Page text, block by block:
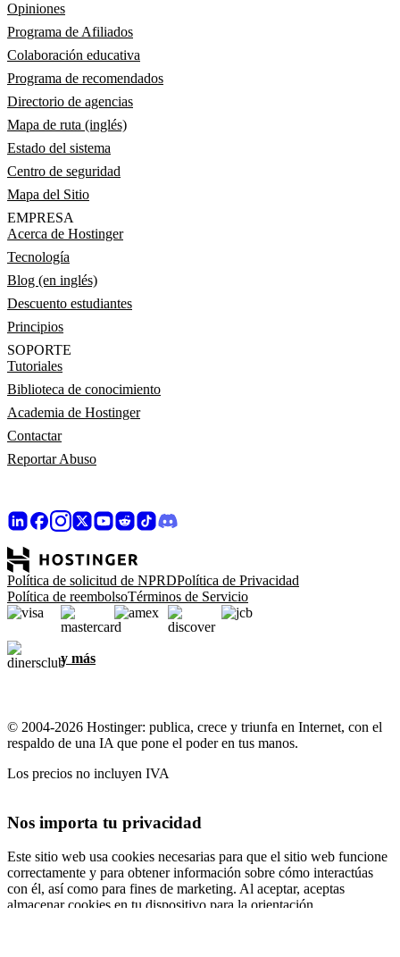
Opiniones
Programa de Afiliados
Colaboración educativa
Programa de recomendados
Directorio de agencias
Mapa de ruta (inglés)
Estado del sistema
Centro de seguridad
Mapa del Sitio
EMPRESA
Acerca de Hostinger
Tecnología
Blog (en inglés)
Descuento estudiantes
Principios
SOPORTE
Tutoriales
Biblioteca de conocimiento
Academia de Hostinger
Contactar
Reportar Abuso
Política de solicitud de NPRDPolítica de Privacidad
Política de reembolsoTérminos de Servicio
y más
© 2004-2026 Hostinger: publica, crece y triunfa en Internet, con el
respaldo de una IA que pone el poder en tus manos.
Los precios no incluyen IVA
Nos importa tu privacidad
Este sitio web usa cookies necesarias para que el sitio web funcione
correctamente y para obtener información sobre cómo interactúas
con él, así como para fines de marketing. Al aceptar, aceptas
almacenar cookies en tu dispositivo para la orientación,